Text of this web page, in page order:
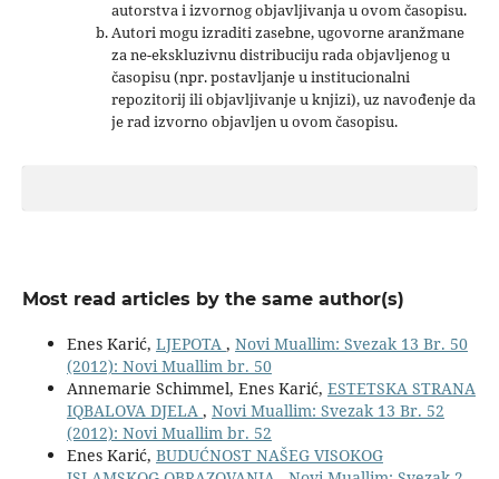
autorstva i izvornog objavljivanja u ovom časopisu.
Autori mogu izraditi zasebne, ugovorne aranžmane
za ne-ekskluzivnu distribuciju rada objavljenog u
časopisu (npr. postavljanje u institucionalni
repozitorij ili objavljivanje u knjizi), uz navođenje da
je rad izvorno objavljen u ovom časopisu.
Most read articles by the same author(s)
Enes Karić, LJEPOTA , Novi Muallim: Svezak 13 Br. 50
(2012): Novi Muallim br. 50
Annemarie Schimmel, Enes Karić, ESTETSKA STRANA
IQBALOVA DJELA , Novi Muallim: Svezak 13 Br. 52
(2012): Novi Muallim br. 52
Enes Karić, BUDUĆNOST NAŠEG VISOKOG